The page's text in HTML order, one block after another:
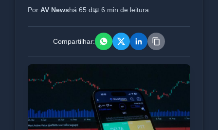
Por AV Newshá 65 d📖 6 min de leitura
Compartilhar: